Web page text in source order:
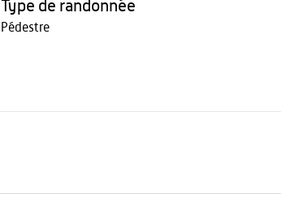
Type de randonnée
Pédestre